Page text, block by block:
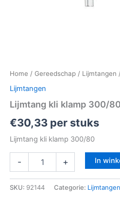
Home / Gereedschap / Lijmtangen
Lijmtangen
Lijmtang kli klamp 300/80
€30,33 per stuks
Lijmtang kli klamp 300/80
- + In
SKU: 92144 Categorie: Lijmtangen